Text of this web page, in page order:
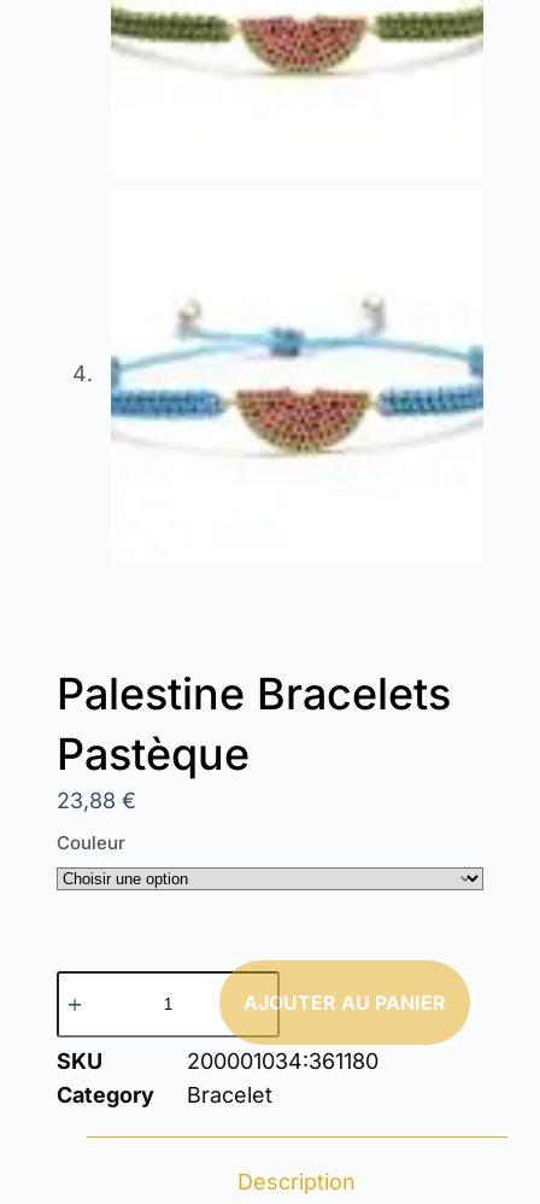
Palestine Bracelets
Pastèque
23,88 €
Couleur
AJOUTER AU PANIER
SKU
200001034:361180
Category
Bracelet
Description